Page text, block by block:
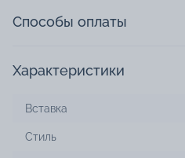
Способы оплаты
Характеристики
Вставка
Стиль